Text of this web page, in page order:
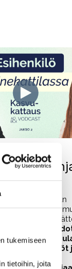
tukemiseen
tietoihin, joita
palaa
arjessa strategian
mutta
kaikkein
tullut
ja
Miksi esihenkilöt
väliseen